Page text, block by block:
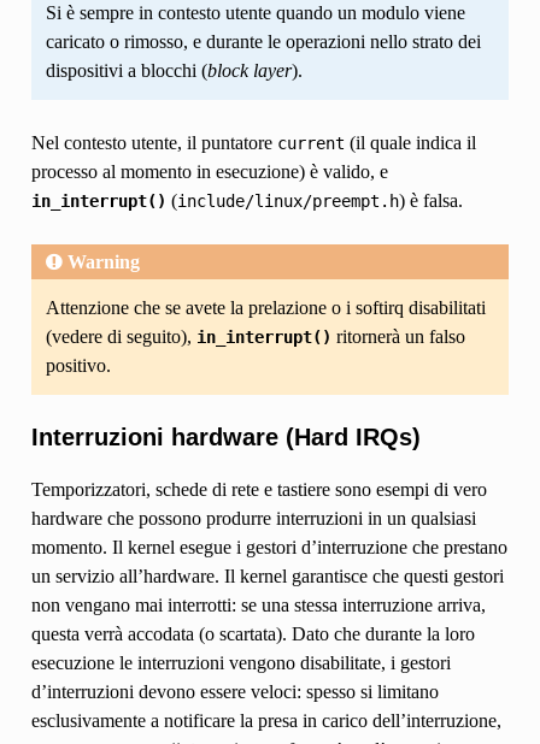
Si è sempre in contesto utente quando un modulo viene
caricato o rimosso, e durante le operazioni nello strato dei
dispositivi a blocchi (block layer).
Nel contesto utente, il puntatore current (il quale indica il
processo al momento in esecuzione) è valido, e
in_interrupt() (include/linux/preempt.h) è falsa.
Warning
Attenzione che se avete la prelazione o i softirq disabilitati
(vedere di seguito), in_interrupt() ritornerà un falso
positivo.
Interruzioni hardware (Hard IRQs)
Temporizzatori, schede di rete e tastiere sono esempi di vero
hardware che possono produrre interruzioni in un qualsiasi
momento. Il kernel esegue i gestori d’interruzione che prestano
un servizio all’hardware. Il kernel garantisce che questi gestori
non vengano mai interrotti: se una stessa interruzione arriva,
questa verrà accodata (o scartata). Dato che durante la loro
esecuzione le interruzioni vengono disabilitate, i gestori
d’interruzioni devono essere veloci: spesso si limitano
esclusivamente a notificare la presa in carico dell’interruzione,